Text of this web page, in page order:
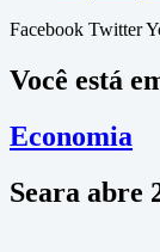
Facebook Twitter
Você está
Economia
Seara abre